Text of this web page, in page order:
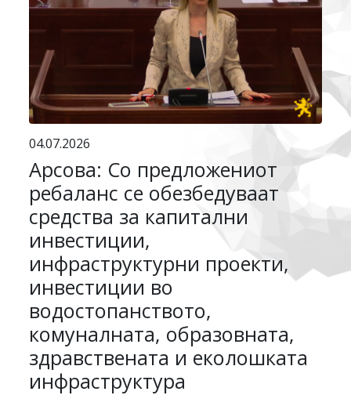
04.07.2026
Арсова: Со предложениот
ребаланс се обезбедуваат
средства за капитални
инвестиции,
инфраструктурни проекти,
инвестиции во
водостопанството,
комуналната, образовната,
здравствената и еколошката
инфраструктура